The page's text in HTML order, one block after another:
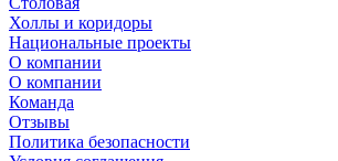
Холлы и коридоры
Национальные проекты
О компании
О компании
Команда
Отзывы
Политика безопасности